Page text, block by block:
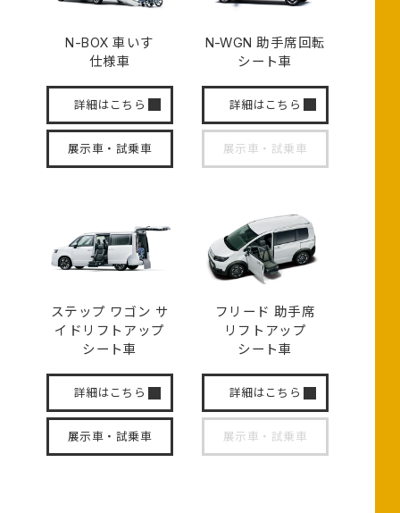
N-BOX車いす
仕様車
詳細はこちら
展示車・試乗車
N-WGN 助手席回転
シート車
詳細はこちら
展示車・試乗車
ステップ ワゴン サ
イド リフトアップ
シート車
詳細はこちら
展示車・試乗車
フリード 助手席
リフトアップ
シート車
詳細はこちら
展示車・試乗車